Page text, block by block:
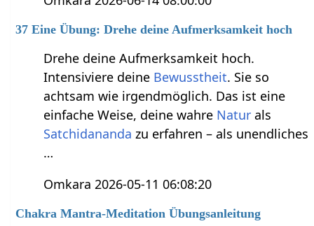
37 Eine Übung: Drehe deine Aufmerksamkeit hoch
Drehe deine Aufmerksamkeit hoch.
Intensiviere deine Bewusstheit. Sie so
achtsam wie irgendmöglich. Das ist eine
einfache Weise, deine wahre Natur als
Satchidananda zu erfahren – als unendliches
…
Omkara 2026-05-11 06:08:20
Chakra Mantra-Meditation Übungsanleitung